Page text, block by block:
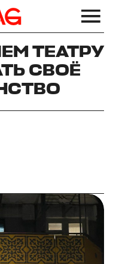
ТЕАТРУ
СВОЁ